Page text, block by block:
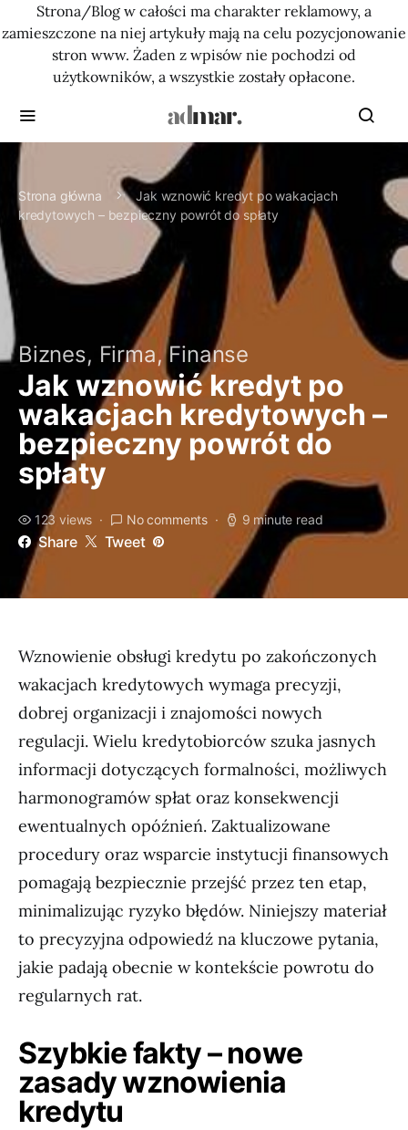
Strona/Blog w całości ma charakter reklamowy, a
zamieszczone na niej artykuły mają na celu pozycjonowanie
stron www. Żaden z wpisów nie pochodzi od
użytkowników, a wszystkie zostały opłacone.
Strona główna
Jak wznowić kredyt po wakacjach
kredytowych – bezpieczny powrót do spłaty
Biznes, Firma, Finanse
Jak wznowić kredyt po
wakacjach kredytowych –
bezpieczny powrót do
spłaty
123 views No comments 9 minute read
Share Tweet
Wznowienie obsługi kredytu po zakończonych
wakacjach kredytowych wymaga precyzji,
dobrej organizacji i znajomości nowych
regulacji. Wielu kredytobiorców szuka jasnych
informacji dotyczących formalności, możliwych
harmonogramów spłat oraz konsekwencji
ewentualnych opóźnień. Zaktualizowane
procedury oraz wsparcie instytucji finansowych
pomagają bezpiecznie przejść przez ten etap,
minimalizując ryzyko błędów. Niniejszy materiał
to precyzyjna odpowiedź na kluczowe pytania,
jakie padają obecnie w kontekście powrotu do
regularnych rat.
Szybkie fakty – nowe
zasady wznowienia
kredytu